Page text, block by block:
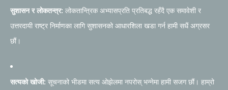
सुशासन र लोकतन्त्र: लोकतान्त्रिक अभ्यासप्रति प्रतिबद्ध रहँदै एक समावेशी र
उत्तरदायी राष्ट्र निर्माणका लागि सुशासनको आधारशिला खडा गर्न हामी सधैं अग्रसर
छौं।
सत्यको खोजी: सूचनाको भीडमा सत्य ओझेलमा नपरोस् भन्नेमा हामी सजग छौं। हाम्रो